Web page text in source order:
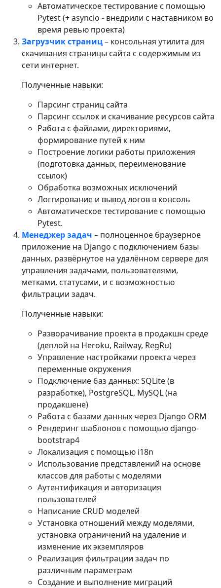
Автоматическое тестирование с помощью
Pytest (+ asyncio - внедрили с наставником во
время ревью проекта)
Загрузчик страниц– консольная утилита для
скачивания страницы сайта с содержимым из
сети интернет.
Полученные навыки:
Парсинг страниц сайта
Парсинг ссылок и скачивание ресурсов сайта
Работа с файлами, директориями,
формирование путей к ним
Построение логики работы приложения
(подготовка данных, переименование
ссылок)
Обработка возможных исключений
Логгирование и вывод логов в консоль
Автоматическое тестирование с помощью
Pytest.
Менеджер задач – полноценное браузерное
приложение на Django с подключением базы
данных, развёрнутое на удалённом сервере для
управления задачами, пользователями,
метками, статусами, и с возможностью
фильтрации задач.
Полученные навыки:
Разворачивание проекта в продакшн среде
(деплой на Heroku, Railway, RegRu)
Управление настройками проекта через
переменные окружения
Подключение баз данных: SQLite (в
разработке), PostgreSQL, MySQL (на
продакшене)
Работа с базами данных через Django ORM
Рендеринг шаблонов с помощью django-
bootstrap4
Локализация с помощью i18n
Использование представлений на основе
классов для работы с моделями
Аутентификация и авторизация
пользователей
Написание CRUD моделей
Установка отношений между моделями,
установка ограничений на удаление и
изменение их экземпляров
Реализация фильтрации задач по
различным параметрам
Создание и выполнение миграций